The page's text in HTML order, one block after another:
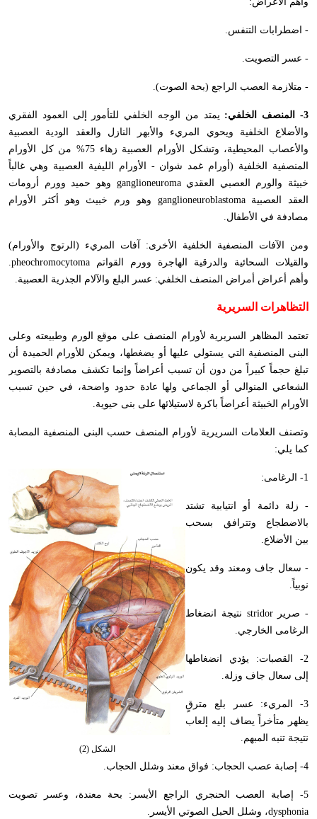
- اضطرابات التنفس.
- عسر التصويت.
- متلازمة العصب الراجع (بحة الصوت).
3- المنصف الخلفي:
يمتد من الوجه الخلفي للتأمور إلى العمود الفقري
والأضلاع الخلفية ويحوي المريء والأبهر النازل والعقد الودية العصبية
والأعصاب المحيطية، وتشكل الأورام العصبية زهاء 75% من كل الأورام
المنصفية الخلفية (أورام غمد شوان - الأورام الليفية العصبية وهي غالباً
خبيثة والورم العصبي العقديganglioneuroma وهو حميد وورم أرومات
العقد العصبيةganglioneuroblastoma وهو ورم خبيث وهو أكثر الأورام
مصادفة في الأطفال.
ومن الآفات المنصفية الخلفية الأخرى: آفات المريء (الرتوج والأورام)
والقيلات السحائية والدرقية الهاجرة وورم القواتم pheochromocytoma
.
وأهم أعراض أمراض المنصف الخلفي: عسر البلع والآلام الجذرية العصبية.
التظاهرات السريرية
تعتمد المظاهر السريرية لأورام المنصف على موقع الورم وطبيعته وعلى
البنى المنصفية التي يستولي عليها أو يضغطها، ويمكن للأورام الحميدة أن
تبلغ حجماً كبيراً من دون أن تسبب أعراضاً وإنما تكشف مصادفة بالتصوير
الشعاعي المنوالي أو الجماعي ولها عادة حدود واضحة، في حين تسبب
الأورام الخبيثة أعراضاً باكرة لاستيلائها على بنى حيوية.
وتصنف العلامات السريرية لأورام المنصف حسب البنى المنصفية المصابة
كما يلي:
الشكل (2)
1- الرغامى:
- زلة دائمة أو انتيابية تشتد
بالاضطجاع وتترافق بسحب
بين الأضلاع.
- سعال جاف ومعند وقد يكون
نوبياً.
- صريرstridor نتيجة انضغاط
الرغامى الخارجي.
2- القصبات: يؤدي انضغاطها
إلى سعال جاف وزلة.
3- المريء: عسر بلع مترقٍ
يظهر متأخراً يضاف إليه إلعاب
نتيجة تنبه المبهم.
4- إصابة عصب الحجاب: فواق معند وشلل الحجاب.
5- إصابة العصب الحنجري الراجع الأيسر: بحة معندة، وعسر تصويت
dysphonia، وشلل الحبل الصوتي الأيسر.